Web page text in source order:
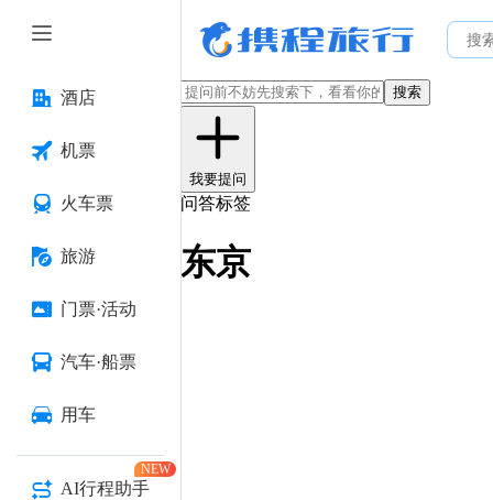
酒店
机票
火车票
旅游
门票·活动
汽车·船票
用车
AI行程助手
NEW
搜索
我要提问
问答标签
东京